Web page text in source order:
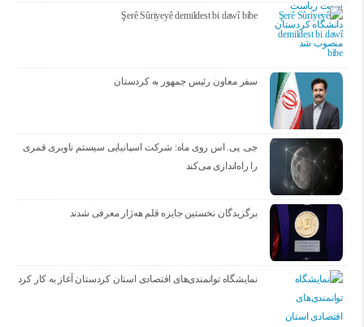
Şerê Sûriyeyê demildest bi dawî bibe
سفر معاون رئیس جمهور به کردستان
جی. پی. اس روی ماه: شرکت اسپانیایی سیستم ناوبری قمری
را راه‌اندازی می‌کند
برگزیدگان نخستین جایزه قلم هه‌ژار معرفی شدند
نمایشگاه توانمندی‌های اقتصادی استان کردستان آغاز به کار کرد